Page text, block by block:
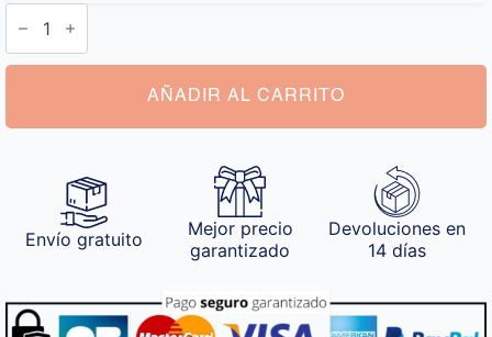
Caja
de
Vino
Personalizada
AÑADIR AL CARRITO
Envío gratuito
Mejor precio
garantizado
Devoluciones en
14 días